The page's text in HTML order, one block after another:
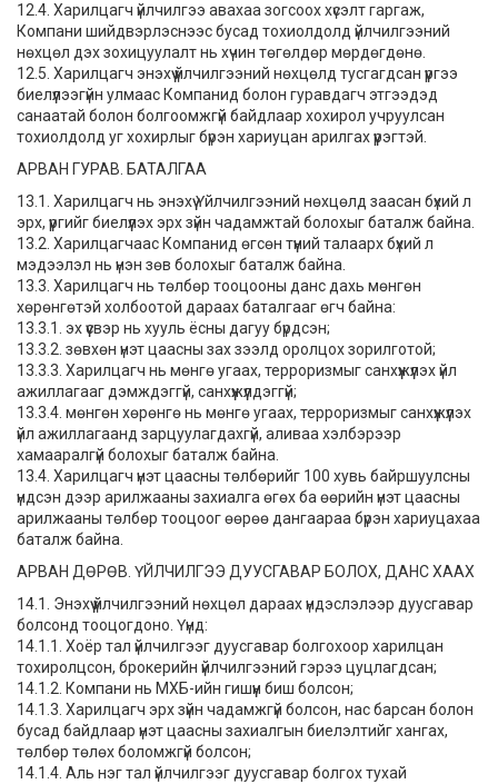
12.4. Харилцагч үйлчилгээ авахаа зогсоох хүсэлт гаргаж,
Компани шийдвэрлэснээс бусад тохиолдолд үйлчилгээний
нөхцөл дэх зохицуулалт нь хүчин төгөлдөр мөрдөгдөнө.
12.5. Харилцагч энэхүү үйлчилгээний нөхцөлд тусгагдсан үүргээ
биелүүлээгүйн улмаас Компанид болон гуравдагч этгээдэд
санаатай болон болгоомжгүй байдлаар хохирол учруулсан
тохиолдолд уг хохирлыг бүрэн хариуцан арилгах үүрэгтэй.
АРВАН ГУРАВ. БАТАЛГАА
13.1. Харилцагч нь энэхүү Үйлчилгээний нөхцөлд заасан бүхий л
эрх, үүргийг биелүүлэх эрх зүйн чадамжтай болохыг баталж байна.
13.2. Харилцагчаас Компанид өгсөн түүний талаарх бүхий л
мэдээлэл нь үнэн зөв болохыг баталж байна.
13.3. Харилцагч нь төлбөр тооцооны данс дахь мөнгөн
хөрөнгөтэй холбоотой дараах баталгааг өгч байна:
13.3.1. эх үүсвэр нь хууль ёсны дагуу бүрдсэн;
13.3.2. зөвхөн үнэт цаасны зах зээлд оролцох зорилготой;
13.3.3. Харилцагч нь мөнгө угаах, терроризмыг санхүүжүүлэх үйл
ажиллагааг дэмждэггүй, санхүүжүүлдэггүй;
13.3.4. мөнгөн хөрөнгө нь мөнгө угаах, терроризмыг санхүүжүүлэх
үйл ажиллагаанд зарцуулагдахгүй, аливаа хэлбэрээр
хамааралгүй болохыг баталж байна.
13.4. Харилцагч үнэт цаасны төлбөрийг 100 хувь байршуулсны
үндсэн дээр арилжааны захиалга өгөх ба өөрийн үнэт цаасны
арилжааны төлбөр тооцоог өөрөө дангаараа бүрэн хариуцахаа
баталж байна.
АРВАН ДӨРӨВ. ҮЙЛЧИЛГЭЭ ДУУСГАВАР БОЛОХ, ДАНС ХААХ
14.1. Энэхүү үйлчилгээний нөхцөл дараах үндэслэлээр дуусгавар
болсонд тооцогдоно. Үүнд:
14.1.1. Хоёр тал үйлчилгээг дуусгавар болгохоор харилцан
тохиролцсон, брокерийн үйлчилгээний гэрээ цуцлагдсан;
14.1.2. Компани нь МХБ-ийн гишүүн биш болсон;
14.1.3. Харилцагч эрх зүйн чадамжгүй болсон, нас барсан болон
бусад байдлаар үнэт цаасны захиалгын биелэлтийг хангах,
төлбөр төлөх боломжгүй болсон;
14.1.4. Аль нэг тал үйлчилгээг дуусгавар болгох тухай